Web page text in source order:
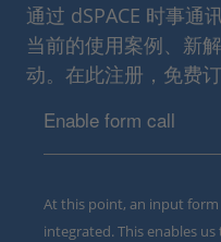
通过 dSPACE 时事通
当前的使用案例、新
动。在此注册，免费订
Enable form call
At this point, an input
integrated. This enables